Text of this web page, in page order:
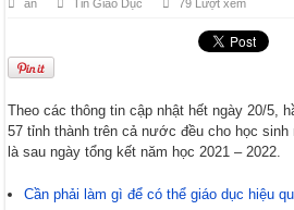
an Tin Giáo Dục 79 Lượt xem
Theo các thông tin cập nhật hết ngày 20/5,
57 tỉnh thành trên cả nước đều cho học
là sau ngày tổng kết năm học 2021 – 2022.
Cần phải làm gì để có thể giáo dục hiệu